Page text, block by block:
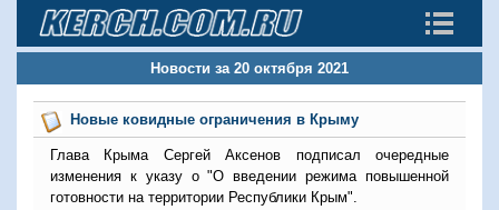
Новости за 20 октября 2021
Новые ковидные ограничения в Крыму
Глава Крыма Сергей Аксенов подписал очередные
изменения к указу о "О введении режима повышенной
готовности на территории Республики Крым".